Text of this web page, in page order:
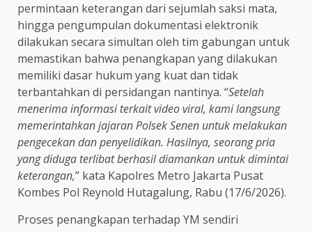
permintaan keterangan dari sejumlah saksi mata,
hingga pengumpulan dokumentasi elektronik
dilakukan secara simultan oleh tim gabungan untuk
memastikan bahwa penangkapan yang dilakukan
memiliki dasar hukum yang kuat dan tidak
terbantahkan di persidangan nantinya. “Setelah
menerima informasi terkait video viral, kami langsung
memerintahkan jajaran Polsek Senen untuk melakukan
pengecekan dan penyelidikan. Hasilnya, seorang pria
yang diduga terlibat berhasil diamankan untuk dimintai
keterangan,” kata Kapolres Metro Jakarta Pusat
Kombes Pol Reynold Hutagalung, Rabu (17/6/2026).
Proses penangkapan terhadap YM sendiri